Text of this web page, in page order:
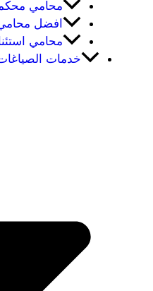
محامي
افضل
محامي
خدمات الصياغات